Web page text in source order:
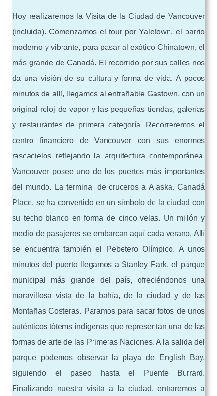
Hoy realizaremos la Visita de la Ciudad de Vancouver
(incluida). Comenzamos el tour por Yaletown, el barrio
moderno y vibrante, para pasar al exótico Chinatown, el
más grande de Canadá. El recorrido por sus calles nos
da una visión de su cultura y forma de vida. A pocos
minutos de allí, llegamos al entrañable Gastown, con un
original reloj de vapor y las pequeñas tiendas, galerías
y restaurantes de primera categoría. Recorreremos el
centro financiero de Vancouver con sus enormes
rascacielos reflejando la arquitectura contemporánea.
Vancouver posee uno de los puertos más importantes
del mundo. La terminal de cruceros a Alaska, Canadá
Place, se ha convertido en un símbolo de la ciudad con
su techo blanco en forma de cinco velas. Un millón y
medio de pasajeros se embarcan aquí cada verano. Allí
se encuentra también el Pebetero Olímpico. A unos
minutos del puerto llegamos a Stanley Park, el parque
municipal más grande del país, ofreciéndonos una
maravillosa vista de la bahía, de la ciudad y de las
Montañas Costeras. Paramos para sacar fotos de unos
auténticos tótems indígenas que representan una de las
formas de arte de las Primeras Naciones. A la salida del
parque podemos observar la playa de English Bay,
siguiendo el paseo hasta el Puente Burrard.
Finalizando nuestra visita a la ciudad, entraremos a